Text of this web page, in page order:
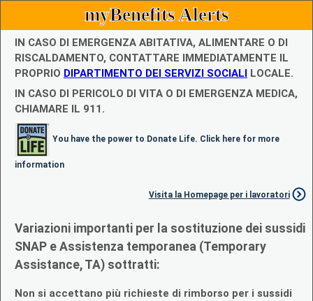
myBenefits Alerts
IN CASO DI EMERGENZA ABITATIVA, ALIMENTARE O DI
RISCALDAMENTO, CONTATTARE IMMEDIATAMENTE IL
PROPRIO DIPARTIMENTO DEI SERVIZI SOCIALI LOCALE.
IN CASO DI PERICOLO DI VITA O DI EMERGENZA MEDICA,
CHIAMARE IL 911.
You have the power to Donate Life. Click here for more
information
Visita la Homepage per i lavoratori
Variazioni importanti per la sostituzione dei sussidi
SNAP e Assistenza temporanea (Temporary
Assistance, TA) sottratti:
Non si accettano più richieste di rimborso per i sussidi